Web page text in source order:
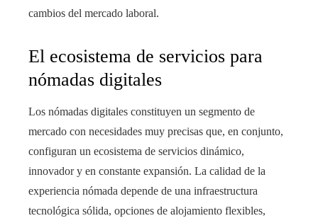
cambios del mercado laboral.
El ecosistema de servicios para
nómadas digitales
Los nómadas digitales constituyen un segmento de
mercado con necesidades muy precisas que, en conjunto,
configuran un ecosistema de servicios dinámico,
innovador y en constante expansión. La calidad de la
experiencia nómada depende de una infraestructura
tecnológica sólida, opciones de alojamiento flexibles,